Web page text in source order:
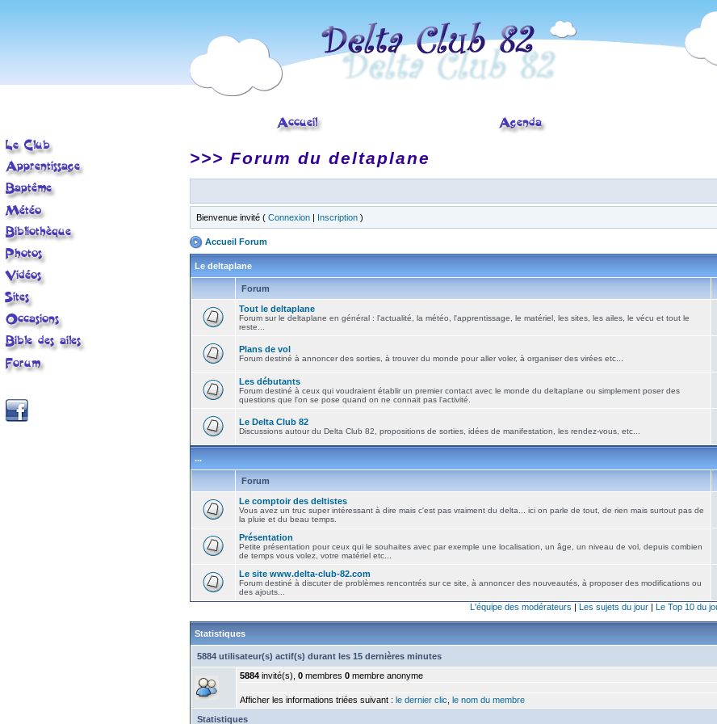
>>> Forum du deltaplane
Bienvenue invité ( Connexion | Inscription )
Accueil Forum
Le deltaplane
Forum
Tout le deltaplane
Forum sur le deltaplane en général : l'actualité, la météo, l'apprentissage, le matériel, les sites, les ailes, le vécu et tout le
reste...
Plans de vol
Forum destiné à annoncer des sorties, à trouver du monde pour aller voler, à organiser des virées etc...
Les débutants
Forum destiné à ceux qui voudraient établir un premier contact avec le monde du deltaplane ou simplement poser des
questions que l'on se pose quand on ne connait pas l'activité.
Le Delta Club 82
Discussions autour du Delta Club 82, propositions de sorties, idées de manifestation, les rendez-vous, etc...
...
Forum
Le comptoir des deltistes
Vous avez un truc super intéressant à dire mais c'est pas vraiment du delta... ici on parle de tout, de rien mais surtout pas de
la pluie et du beau temps.
Présentation
Petite présentation pour ceux qui le souhaites avec par exemple une localisation, un âge, un niveau de vol, depuis combien
de temps vous volez, votre matériel etc...
Le site www.delta-club-82.com
Forum destiné à discuter de problèmes rencontrés sur ce site, à annoncer des nouveautés, à proposer des modifications ou
des ajouts...
L'équipe des modérateurs | Les sujets du jour| Le Top 10 du
Statistiques
5884 utilisateur(s) actif(s) durant les 15 dernières minutes
5884 invité(s), 0 membres 0 membre anonyme
Afficher les informations triées suivant : le dernier clic le nom du membre
Statistiques